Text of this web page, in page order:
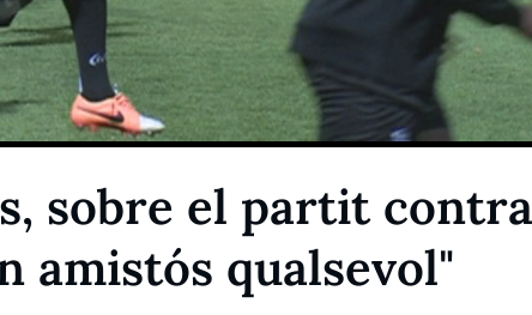
sobre el partit contra
amistós qualsevol"